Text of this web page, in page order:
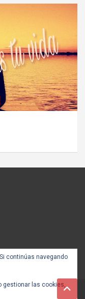
continúas navegando
gestionar las cookies,